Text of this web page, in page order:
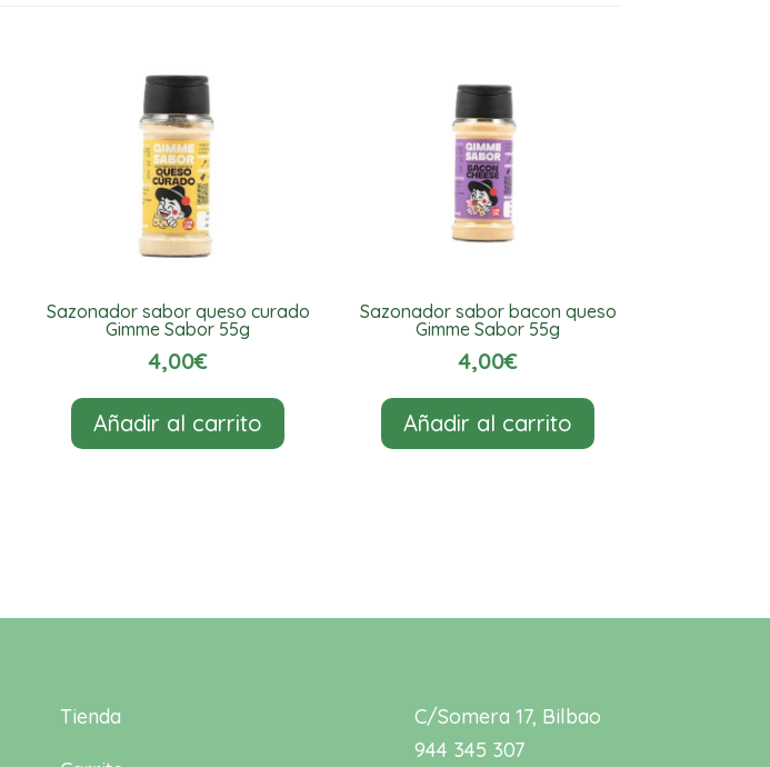
Sazonador sabor queso curado
Gimme Sabor 55g
4,00€
Añadir al carrito
Sazonador sabor bacon queso
Gimme Sabor 55g
4,00€
Añadir al carrito
Tienda
C/Somera 17, Bilbao
944 345 307